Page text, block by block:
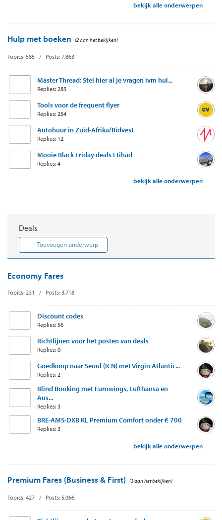
bekijk alle onderwerpen
Hulp met boeken (2 aan het bekijken)
Topics: 585 / Posts: 7,863
Master Thread: Stel hier al je vragen ivm hul...
Replies: 285
Tools voor de frequent flyer
Replies: 254
Autohuur in Zuid-Afrika/Bidvest
Replies: 12
Mooie Black Friday deals Etihad
Replies: 4
bekijk alle onderwerpen
Deals
Toevoegen onderwerp
Economy Fares
Topics: 231 / Posts: 3,718
Discount codes
Replies: 56
Richtlijnen voor het posten van deals
Replies: 0
Goedkoop naar Seoul (ICN) met Virgin Atlantic...
Replies: 2
Blind Booking met Eurowings, Lufthansa en
Aus...
Replies: 3
BRE-AMS-DXB KL Premium Comfort onder € 700
Replies: 3
bekijk alle onderwerpen
Premium Fares (Business & First) (3 aan het bekijken)
Topics: 427 / Posts: 5,066